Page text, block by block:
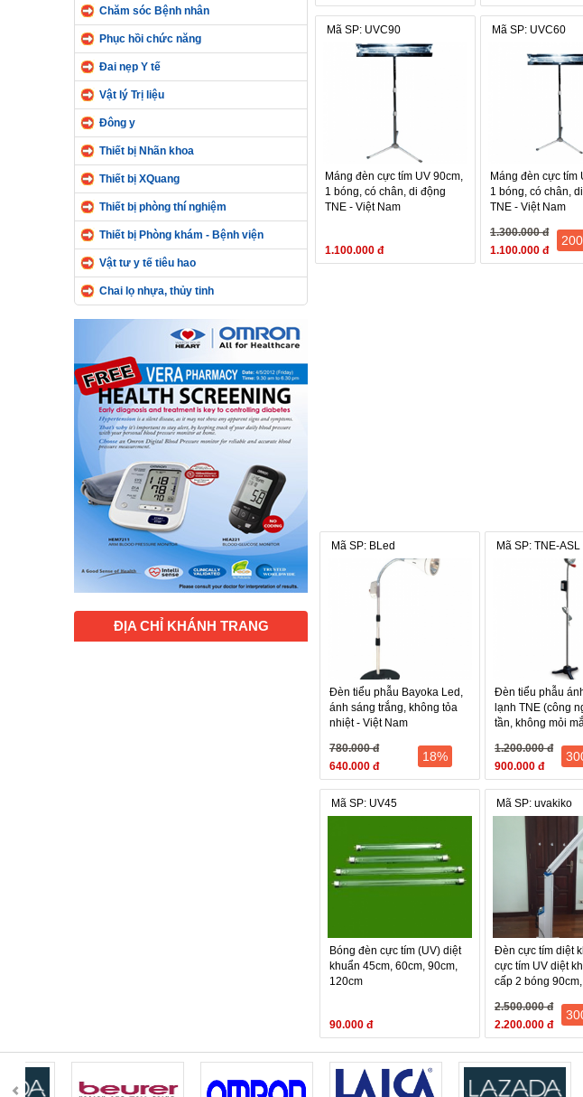
Chăm sóc Bệnh nhân
Phục hồi chức năng
Đai nẹp Y tế
Vật lý Trị liệu
Đông y
Thiết bị Nhãn khoa
Thiết bị XQuang
Thiết bị phòng thí nghiệm
Thiết bị Phòng khám - Bệnh viện
Vật tư y tế tiêu hao
Chai lọ nhựa, thủy tinh
ĐỊA CHỈ KHÁNH TRANG
Mã SP: UVC90
Máng đèn cực tím UV 90cm,
1 bóng, có chân, di động
TNE - Việt Nam
1.100.000 đ
Mã SP: UVC60
Máng đèn cực tím
1 bóng, có chân,
TNE - Việt Nam
1.300.000 đ
1.100.000 đ
Mã SP: BLed
Đèn tiểu phẫu Bayoka Led,
ánh sáng trắng, không tỏa
nhiệt - Việt Nam
780.000 đ
640.000 đ
18%
Mã SP: TNE-ASL
Đèn tiểu phẫu
lạnh TNE (công
tần, không mỏi
1.200.000 đ
900.000 đ
Mã SP: UV45
Bóng đèn cực tím (UV) diệt
khuẩn 45cm, 60cm, 90cm,
120cm
90.000 đ
Mã SP: uvakiko
Đèn cực tím diệt
cực tím UV diệt
cấp 2 bóng 90cm,
2.500.000 đ
2.200.000 đ